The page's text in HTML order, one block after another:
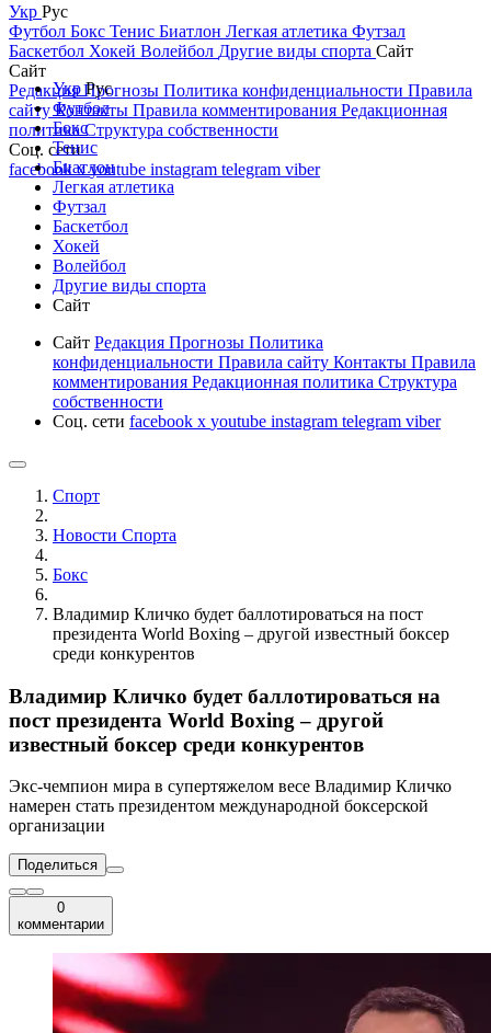
Укр Рус
Футбол Бокс Тенис Биатлон Легкая атлетика Футзал
Баскетбол Хокей Волейбол Другие виды спорта Сайт
Сайт
РедакцияПрогнозы Политика конфиденциальности Правила
сайтуКонтакты Правила комментирования Редакционная
политикаСтруктура собственности
Соц. сети
facebookxyoutube instagram telegram viber
УкрРус
Футбол
Бокс
Тенис
Биатлон
Легкая атлетика
Футзал
Баскетбол
Хокей
Волейбол
Другие виды спорта
Сайт
Сайт Редакция Прогнозы Политика
конфиденциальности Правила сайту Контакты Правила
комментирования Редакционная политика Структура
собственности
Соц. сети facebook x youtube instagram telegram viber
Спорт
Новости Cпорта
Бокс
Владимир Кличко будет баллотироваться на пост
президента World Boxing – другой известный боксер
среди конкурентов
Владимир Кличко будет баллотироваться на
пост президента World Boxing – другой
известный боксер среди конкурентов
Экс-чемпион мира в супертяжелом весе Владимир Кличко
намерен стать президентом международной боксерской
организации
Поделиться
0
комментарии